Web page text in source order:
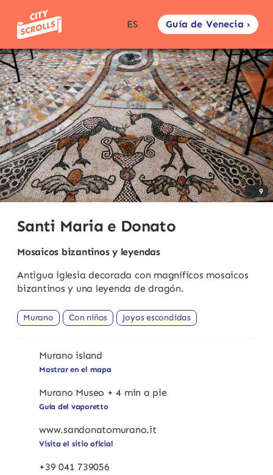
ES Guía de Venecia ›
9
Santi Maria e Donato
Mosaicos bizantinos y leyendas
Antigua iglesia decorada con magníficos mosaicos
bizantinos y una leyenda de dragón.
Murano Con niños Joyas escondidas
Murano island
Mostrar en el mapa
Murano Museo + 4 min a pie
Guía del vaporetto
www.sandonatomurano.it
Visita el sitio oficial
+39 041 739056